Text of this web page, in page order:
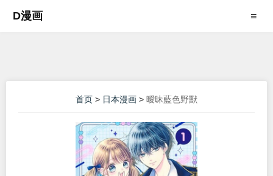
D漫画 ≡
首页 > 日本漫画 > 曖昧藍色野獸